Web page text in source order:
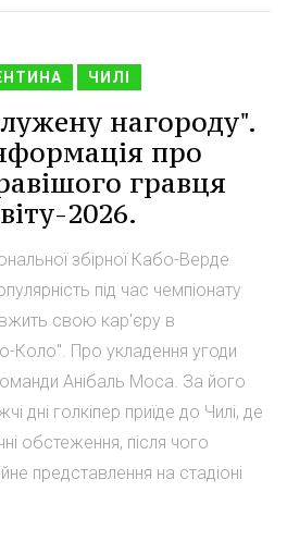
ЧИЛІ
нагороду".
про
гравця
2026.
збірної Кабо-Верде
під час чемпіонату
свою кар'єру в
Коло". Про укладення угоди
Анібаль Моса. За його
дні голкіпер приїде до Чилі, де
обстеження, після чого
представлення на стадіоні